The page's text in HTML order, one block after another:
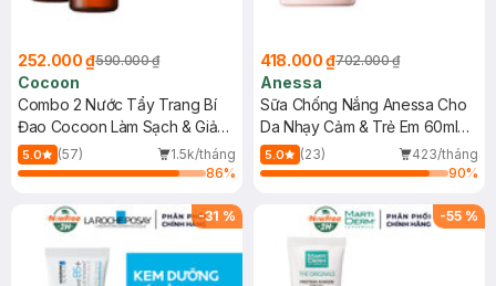
252.000 ₫590.000 ₫
Cocoon
Combo 2 Nước Tẩy Trang Bí
Đao Cocoon Làm Sạch & Giảm
Dầu 500ml
5.0 (57)
1.5k/tháng
86%
418.000 ₫702.000 ₫
Anessa
Sữa Chống Nắng Anessa Cho
Da Nhạy Cảm & Trẻ Em 60ml
(Mới)
5.0 (23)
423/tháng
90%
-31 % -55 %